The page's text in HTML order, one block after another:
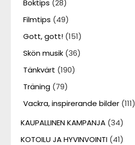
Boktips (28)
Filmtips (49)
Gott, gott! (151)
Skön musik (36)
Tänkvärt (190)
Träning (79)
Vackra, inspirerande bilder (111)
KAUPALLINEN KAMPANJA (34)
KOTOILU JA HYVINVOINTI (41)